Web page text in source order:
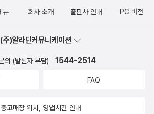
뉴 회사 소개 출판사 안내 PC 버전
(주)알라딘커뮤니케이션
의 (발신자 부담) 1544-2514
FAQ
중고매장 위치, 영업시간 안내